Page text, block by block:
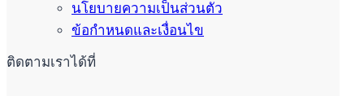
นโยบายความเป็นส่วนตัว
ข้อกำหนดและเงื่อนไข
ติดตามเราได้ที่